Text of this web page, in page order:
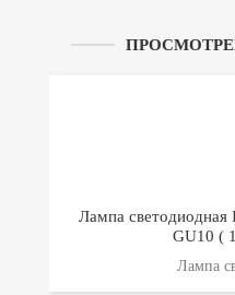
Лампа светодиодная
GU10 (
Лампа